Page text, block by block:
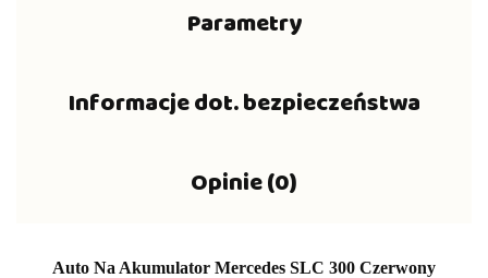
Parametry
Informacje dot. bezpieczeństwa
Opinie (0)
Auto Na Akumulator Mercedes SLC 300 Czerwony